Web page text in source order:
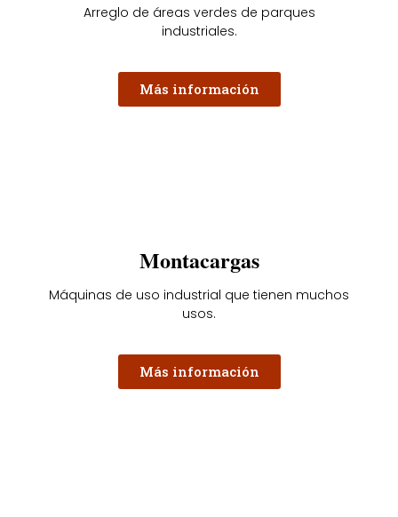
Arreglo de áreas verdes de parques
industriales.
Más información
Montacargas
Máquinas de uso industrial que tienen muchos
usos.
Más información